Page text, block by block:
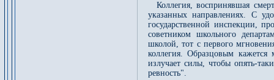
Коллегия, воспринявшая
указанных направлениях. С
государственной инспекции,
советником школьного
школой, тот с первого
коллегия. Образцовым
излучает силы, чтобы опять-
ревность".